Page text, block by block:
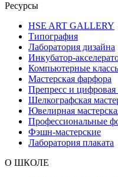
Ресурсы
HSE ART GALLERY
Типография
Лаборатория дизайна
Инкубатор-
Компьютерные
Мастерская фарфора
Препресс и цифровая
Шелкографская
Ювелирная
Профессиональные
Фэшн-мастерские
Лаборатория плаката
О ШКОЛЕ